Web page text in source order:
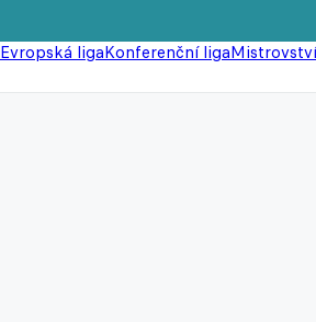
Evropská ligaKonferenční liga